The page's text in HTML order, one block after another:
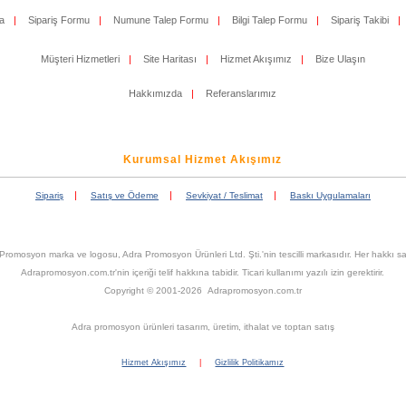
| Sipariş Formu | Numune Talep Formu | Bilgi Talep Formu | Sipariş Takibi |
Müşteri Hizmetleri | Site Haritası | Hizmet Akışımız | Bize Ulaşın
Hakkımızda | Referanslarımız
Kurumsal Hizmet Akışımız
Sipariş | Satış ve Ödeme | Sevkiyat / Teslimat | Baskı Uygulamaları
marka ve logosu, Adra Promosyon Ürünleri Ltd. Şti.'nin tescilli markasıdır. Her hakkı
Adrapromosyon.com.tr'nin içeriği telif hakkına tabidir. Ticari kullanımı yazılı izin gerektirir.
Copyright © 2001-2026 Adrapromosyon.com.tr
Adra promosyon ürünleri tasarım, üretim, ithalat ve toptan satış
Hizmet Akışımız Gizlilik Politikamız